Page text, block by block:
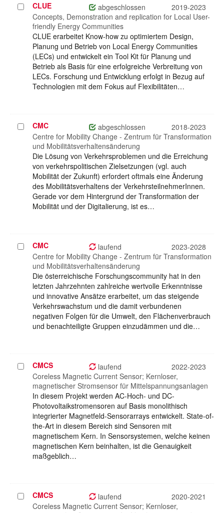
Projekt
auswählen
CLUE abgeschlossen
2019-2023
Concepts, Demonstration and replication for Local User-
friendly Energy Communities
CLUE erarbeitet Know-how zu optimiertem Design,
Planung und Betrieb von Local Energy Communities
(LECs) und entwickelt ein Tool Kit für Planung und
Betrieb als Basis für eine erfolgreiche Verbreitung von
LECs. Forschung und Entwicklung erfolgt in Bezug auf
Technologien mit dem Fokus auf Flexibilitäten…
Projekt
auswählen
CMC abgeschlossen
2018-2023
Centre for Mobility Change - Zentrum für Transformation
und Mobilitätsverhaltensänderung
Die Lösung von Verkehrsproblemen und die Erreichung
von verkehrspolitischen Zielsetzungen (vgl. auch
Mobilität der Zukunft) erfordert oftmals eine Änderung
des Mobilitätsverhaltens der VerkehrsteilnehmerInnen.
Gerade vor dem Hintergrund der Transformation der
Mobilität und der Digitalierung, ist es…
Projekt
auswählen
CMC laufend
2023-2028
Centre for Mobility Change - Zentrum für Transformation
und Mobilitätsverhaltensänderung
Die österreichische Forschungscommunity hat in den
letzten Jahrzehnten zahlreiche wertvolle Erkenntnisse
und innovative Ansätze erarbeitet, um das steigende
Verkehrswachstum und die damit verbundenen
negativen Folgen für die Umwelt, den Flächenverbrauch
und benachteiligte Gruppen einzudämmen und die…
Projekt
auswählen
CMCS laufend
2022-2023
Coreless Magnetic Current Sensor; Kernloser,
magnetischer Stromsensor für Mittelspannungsanlagen
In diesem Projekt werden AC-Hoch- und DC-
Photovoltaikstromensoren auf Basis monolithisch
integrierter Magnetfeld-Sensorarrays entwickelt. State-of-
the-Art in diesem Bereich sind Sensoren mit
magnetischem Kern. In Sensorsystemen, welche keinen
magnetischen Kern beinhalten, ist die Genauigkeit
maßgeblich…
Projekt
auswählen
CMCS laufend
2020-2021
Coreless Magnetic Current Sensor; Kernloser,